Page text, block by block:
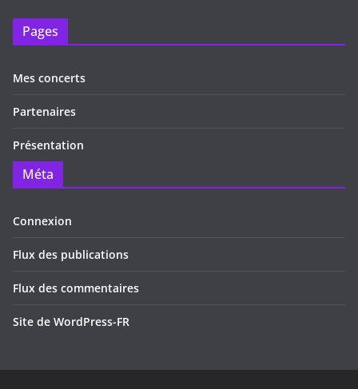
Pages
Mes concerts
Partenaires
Présentation
Méta
Connexion
Flux des publications
Flux des commentaires
Site de WordPress-FR